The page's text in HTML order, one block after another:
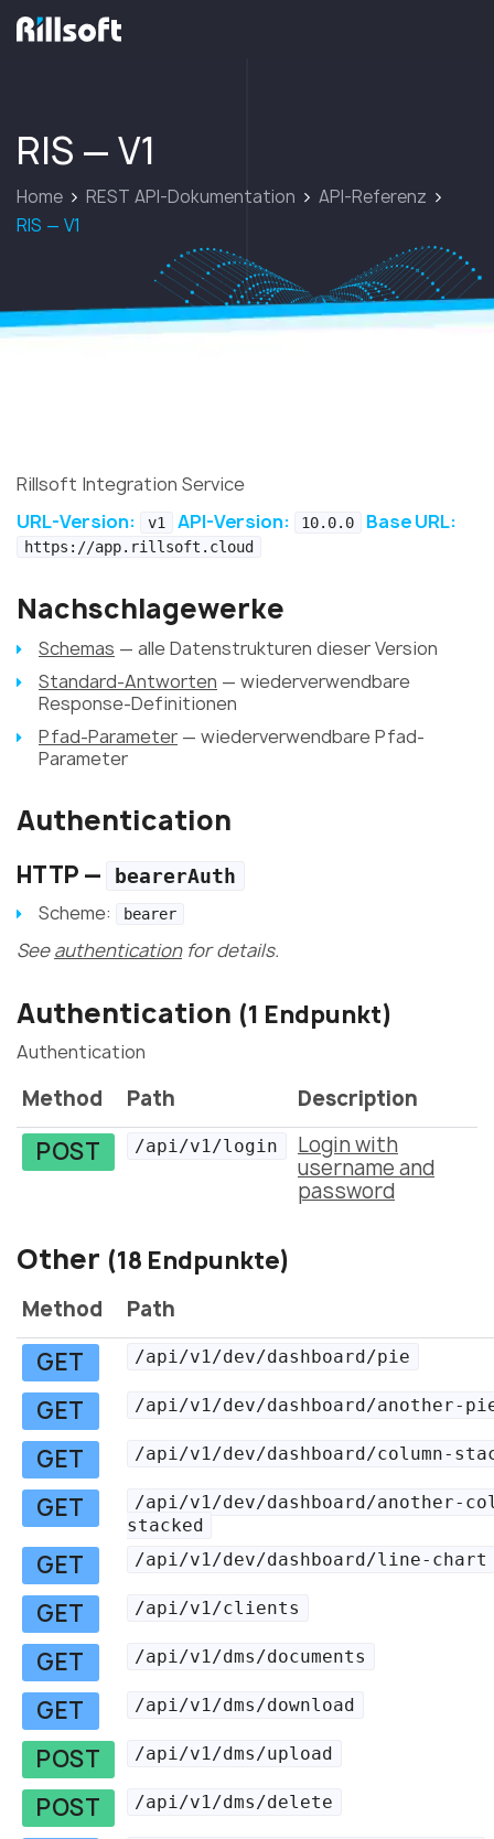
RIS — V1
Home REST API-Dokumentation
API-Referenz
RIS — V1
Rillsoft Integration Service
URL-Version:
v1 API-Version: 10.0.0 Base URL:
https://app.rillsoft.cloud
Nachschlagewerke
Schemas — alle Datenstrukturen dieser Version
Standard-Antworten — wiederverwendbare
Response-Definitionen
Pfad-Parameter — wiederverwendbare Pfad-
Parameter
Authentication
HTTP — bearerAuth
Scheme: bearer
Seeauthenticationfor details.
Authentication (1 Endpunkt)
Authentication
Method Path Description
POST /api/v1/login
Login with
username and
password
Other (18 Endpunkte)
Method Path
GET /api/v1/dev/dashboard/pie
GET /api/v1/dev/dashboard/another-
GET /api/v1/dev/dashboard/column-
GET
/api/v1/dev/dashboard/another-
stacked
GET /api/v1/dev/dashboard/line-chart
GET /api/v1/clients
GET /api/v1/dms/documents
GET /api/v1/dms/download
POST /api/v1/dms/upload
POST /api/v1/dms/delete